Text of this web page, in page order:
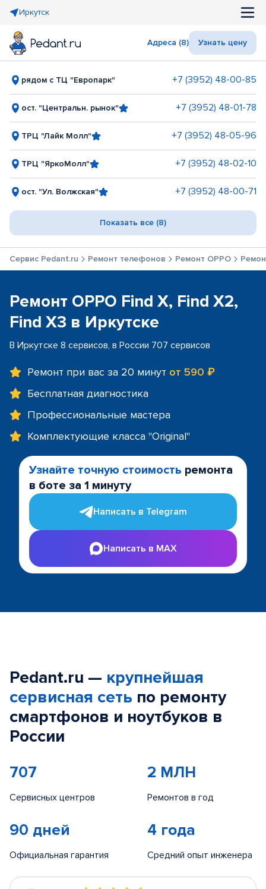
Иркутск
Адреса (8) Узнать цену
рядом с ТЦ "Европарк" +7 (3952) 48-00-85
ост. "Центральн. рынок" +7 (3952) 48-01-78
ТРЦ "Лайк Молл" +7 (3952) 48-05-96
ТРЦ "ЯркоМолл" +7 (3952) 48-02-10
ост. "Ул. Волжская" +7 (3952) 48-00-71
Показать все (8)
Сервис Pedant.ru Ремонт телефонов Ремонт OPPO
Ремонт OPPO Find X, Find X2,
Find X3 в Иркутске
В Иркутске 8 сервисов, в России 707 сервисов
Ремонт при вас за 20 минут от 590 ₽
Бесплатная диагностика
Профессиональные мастера
Комплектующие класса "Original"
Узнайте точную стоимость ремонта
в боте за 1 минуту
Написать в Telegram
Написать в MAX
Pedant.ru — крупнейшая
сервисная сеть по ремонту
смартфонов и ноутбуков в
России
707
Сервисных центров
2 МЛН
Ремонтов в год
90 дней
Официальная гарантия
4 года
Средний опыт инженера